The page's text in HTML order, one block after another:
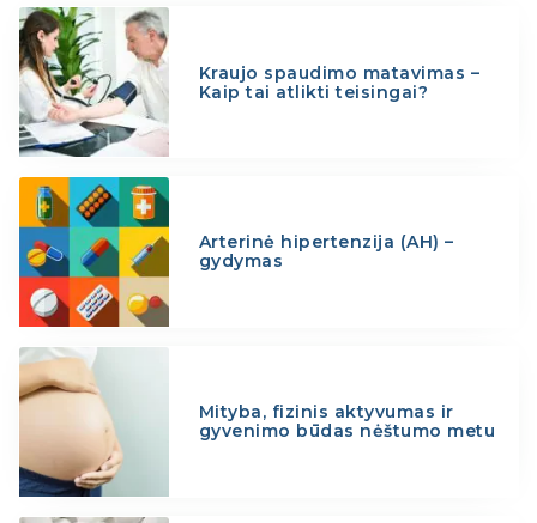
Kraujo spaudimo matavimas –
Kaip tai atlikti teisingai?
Arterinė hipertenzija (AH) –
gydymas
Mityba, fizinis aktyvumas ir
gyvenimo būdas nėštumo metu